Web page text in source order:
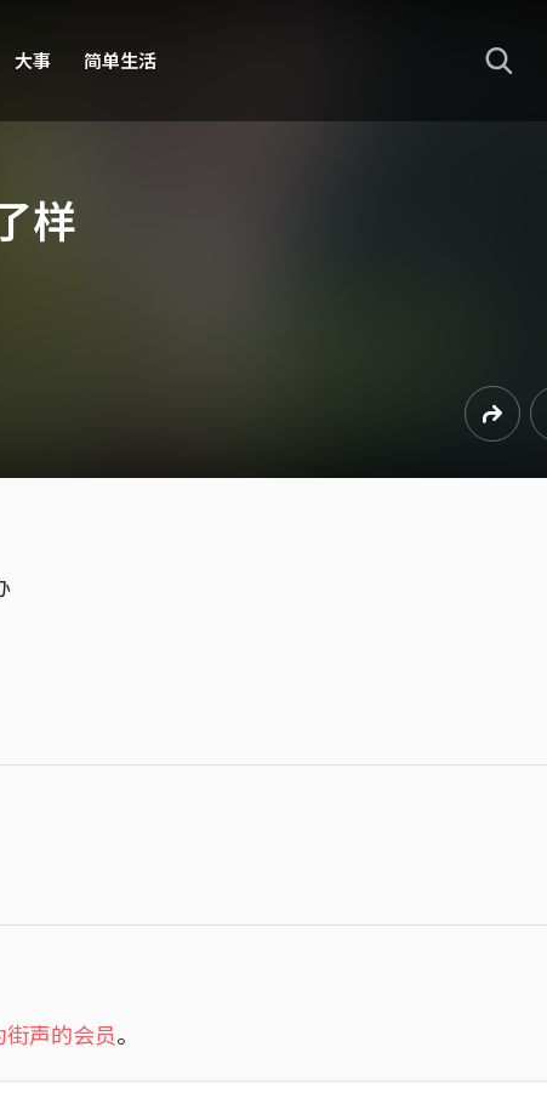
大事 简单生活
样
街声的会员。